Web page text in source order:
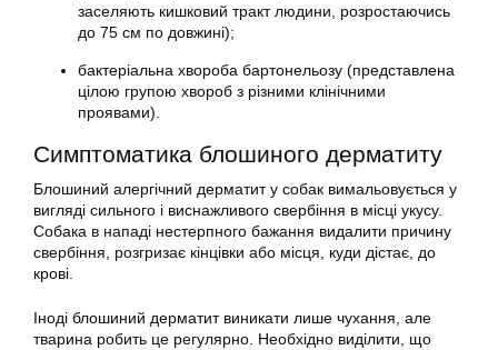
заселяють кишковий тракт людини, розростаючись
до 75 см по довжині);
бактеріальна хвороба бартонельозу (представлена
цілою групою хвороб з різними клінічними
проявами).
Симптоматика блошиного дерматиту
Блошиний алергічний дерматит у собак вимальовується у
вигляді сильного і виснажливого свербіння в місці укусу.
Собака в нападі нестерпного бажання видалити причину
свербіння, розгризає кінцівки або місця, куди дістає, до
крові.
Іноді блошиний дерматит виникати лише чухання, але
тварина робить це регулярно. Необхідно виділити, що